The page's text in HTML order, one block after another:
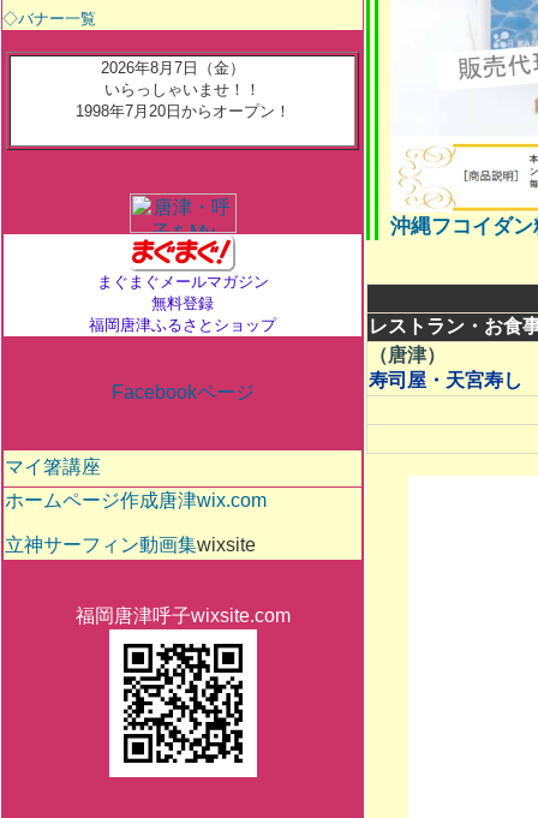
◇バナー一覧
2026年8月7日（金）
いらっしゃいませ！！
1998年7月20日からオープン！
まぐまぐメールマガジン
無料登録
福岡唐津ふるさとショップ
Facebookページ
マイ箸講座
ホームページ作成唐津wix.com
立神サーフィン動画集wixsite
福岡唐津呼子wixsite.com
沖縄フコイダ
レストラン・お食
（唐津）
寿司屋・天宮寿し